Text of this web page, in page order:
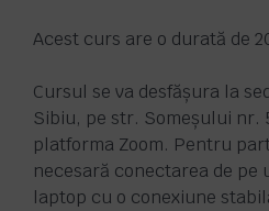
Acest curs are o durată de
Cursul se va desfășura la
Sibiu, pe str. Someșului nr.
platforma Zoom. Pentru
necesară conectarea de pe
laptop cu o conexiune